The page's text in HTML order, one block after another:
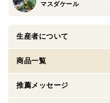
マスダケール
生産者について
商品一覧
推薦メッセージ